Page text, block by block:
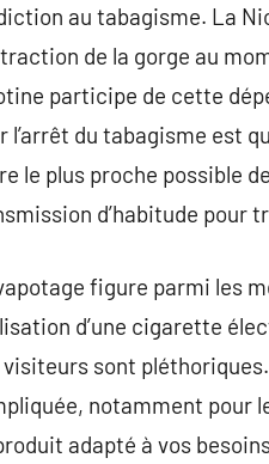
au tabagisme. La
de la gorge au
participe de cette
l’arrêt du tabagisme est
le plus proche possible
d’habitude pour
figure parmi les
d’une cigarette
visiteurs sont
notamment pour
adapté à vos